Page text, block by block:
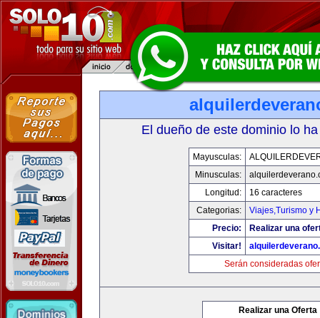
El dueño de este dominio lo
Mayusculas:
Minusculas:
Longitud:
16 caracteres
Categorias:
Viajes,Turismo y
Precio:
Realizar una
Visitar!
Serán consideradas
Realizar una Oferta